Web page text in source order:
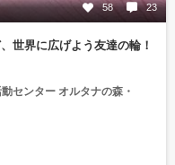
58 23
世界に広げよう友達の輪！
センター オルタナの森・